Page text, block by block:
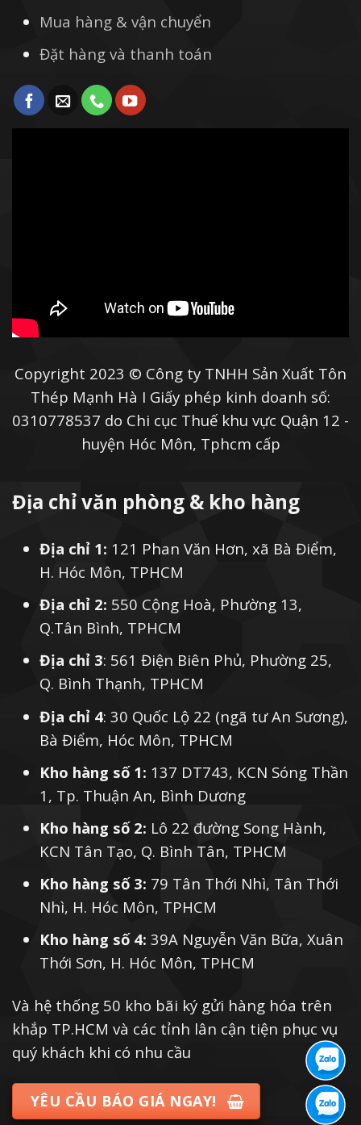
Mua hàng & vận chuyển
Đặt hàng và thanh toán
Copyright 2023 © Công ty TNHH Sản Xuất Tôn
Thép Mạnh Hà I Giấy phép kinh doanh số:
0310778537 do Chi cục Thuế khu vực Quận 12 -
huyện Hóc Môn, Tphcm cấp
Địa chỉ văn phòng & kho hàng
Địa chỉ 1: 121 Phan Văn Hơn, xã Bà Điểm,
H. Hóc Môn, TPHCM
Địa chỉ 2: 550 Cộng Hoà, Phường 13,
Q.Tân Bình, TPHCM
Địa chỉ 3: 561 Điện Biên Phủ, Phường 25,
Q. Bình Thạnh, TPHCM
Địa chỉ 4: 30 Quốc Lộ 22 (ngã tư An Sương),
Bà Điểm, Hóc Môn, TPHCM
Kho hàng số 1: 137 DT743, KCN Sóng Thần
1, Tp. Thuận An, Bình Dương
Kho hàng số 2: Lô 22 đường Song Hành,
KCN Tân Tạo, Q. Bình Tân, TPHCM
Kho hàng số 3: 79 Tân Thới Nhì, Tân Thới
Nhì, H. Hóc Môn, TPHCM
Kho hàng số 4: 39A Nguyễn Văn Bữa, Xuân
Thới Sơn, H. Hóc Môn, TPHCM
Và hệ thống 50 kho bãi ký gửi hàng hóa trên
khắp TP.HCM và các tỉnh lân cận tiện phục vụ
quý khách khi có nhu cầu
YÊU CẦU BÁO GIÁ NGAY!